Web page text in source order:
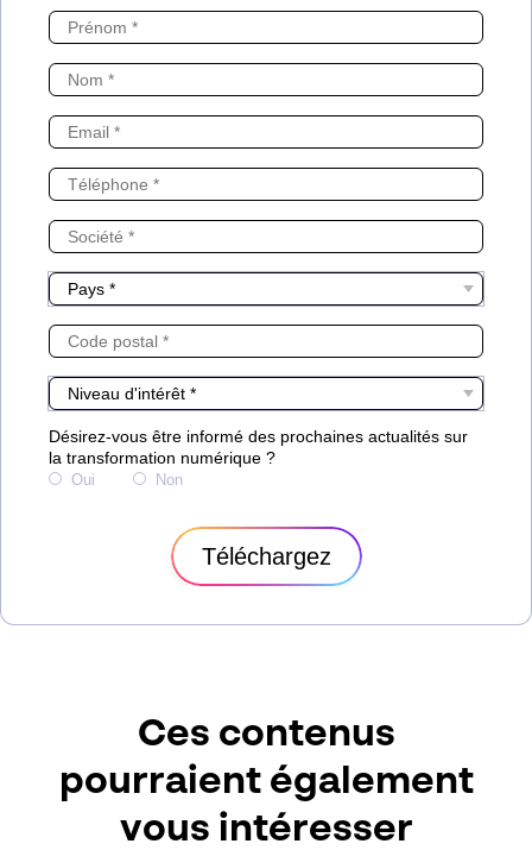
Ces contenus
pourraient également
vous intéresser